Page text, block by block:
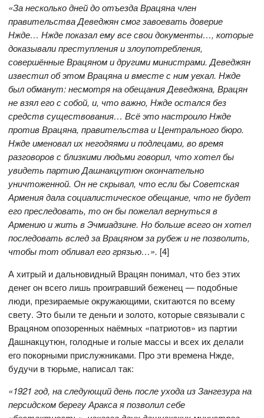
«За несколько дней до отъезда Врацяна член
правительства Деведжян смог завоевать доверие
Нжде… Нжде показал ему все свои документы…, которые
доказывали преступления и злоупотребления,
совершённые Врацяном и другими министрами. Деведжян
известил об этом Врацяна и вместе с ним уехал. Нжде
был обманут: несмотря на обещания Деведжяна, Врацян
не взял его с собой, и, что важно, Нжде остался без
средств существования… Всё это настроило Нжде
против Врацяна, правительства и Центрального бюро.
Нжде именовал их негодяями и подлецами, во время
разговоров с близкими людьми говорил, что хотел бы
увидеть партию Дашнакцутюн окончательно
уничтоженной. Он не скрывал, что если бы Советская
Армения дала социалистическое обещание, что не будет
его преследовать, то он бы пожелал вернуться в
Армению и жить в Эчмиадзине. Но больше всего он хотел
последовать вслед за Врацяном за рубеж и не позволить,
чтобы тот обливал его грязью…». [4]
А хитрый и дальновидный Врацян понимал, что без этих
денег он всего лишь проигравший беженец — подобные
люди, презираемые окружающими, скитаются по всему
свету. Это были те деньги и золото, которые связывали с
Врацяном опозоренных наёмных «патриотов» из партии
Дашнакцутюн, голодные и голые массы и всех их делали
его покорными прислужниками. Про эти времена Нжде,
будучи в тюрьме, написал так:
«1921 год, на следующий день после ухода из Зангезура на
персидском берегу Аракса я позволил себе